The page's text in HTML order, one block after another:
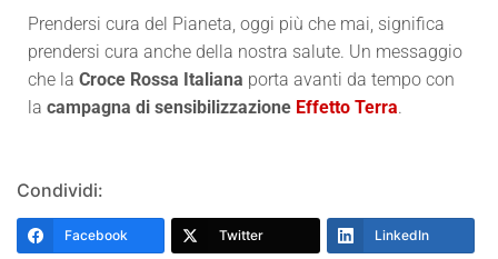
Prendersi cura del Pianeta, oggi più che mai, significa
prendersi cura anche della nostra salute. Un messaggio
che la Croce Rossa Italiana porta avanti da tempo con
la campagna di sensibilizzazione Effetto Terra.
Condividi:
Facebook Twitter LinkedIn